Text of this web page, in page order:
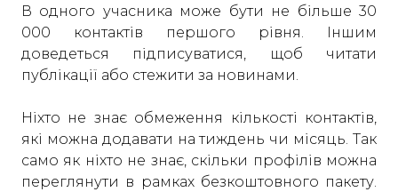
В одного учасника може бути не більше 30
000 контактів першого рівня. Іншим
доведеться підписуватися, щоб читати
публікації або стежити за новинами.
Ніхто не знає обмеження кількості контактів,
які можна додавати на тиждень чи місяць. Так
само як ніхто не знає, скільки профілів можна
переглянути в рамках безкоштовного пакету.